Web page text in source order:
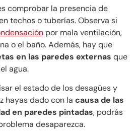
comprobar la presencia de
techos o tuberías. Observa si
por mala ventilación,
o el baño. Además, hay que
en las paredes externas que
agua.
el estado de los desagües y
hayas dado con la causa de las
en paredes pintadas, podrás
desaparezca.